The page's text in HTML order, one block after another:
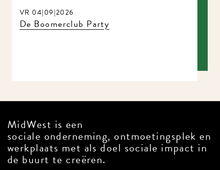
VR 04|09|2026
De Boomerclub Party
MidWest is een
sociale onderneming, ontmoetingsplek en
werkplaats met als doel sociale impact in
de buurt te creëren.